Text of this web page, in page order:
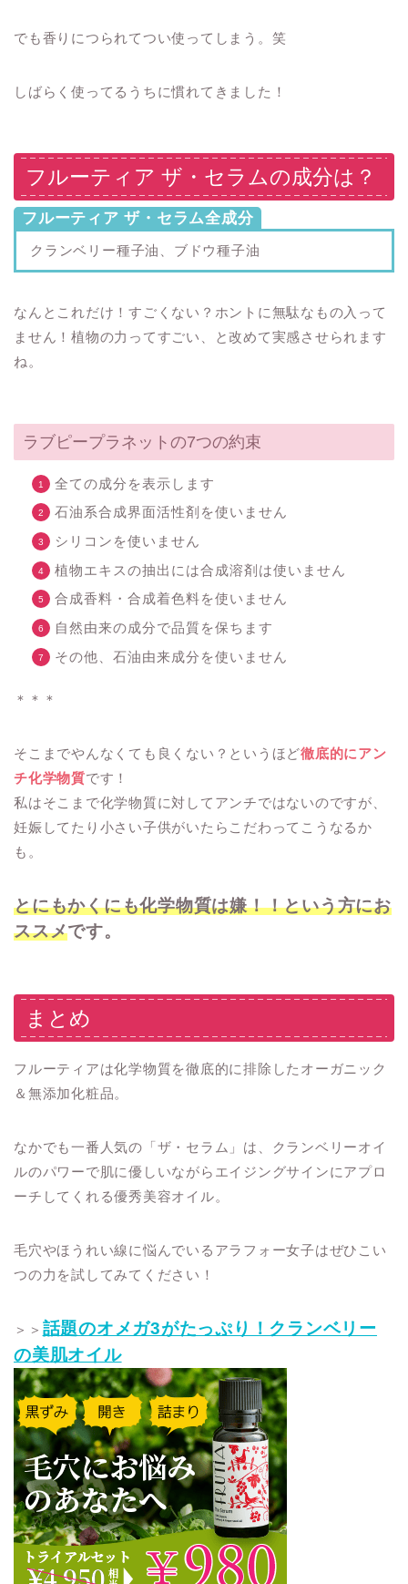
でも香りにつられてつい使ってしまう。笑
しばらく使ってるうちに慣れてきました！
フルーティア ザ・セラムの成分は？
フルーティア ザ・セラム全成分
クランベリー種子油、ブドウ種子油
なんとこれだけ！すごくない？ホントに無駄なもの入って
ません！植物の力ってすごい、と改めて実感させられます
ね。
ラブピープラネットの7つの約束
全ての成分を表示します
石油系合成界面活性剤を使いません
シリコンを使いません
植物エキスの抽出には合成溶剤は使いません
合成香料・合成着色料を使いません
自然由来の成分で品質を保ちます
その他、石油由来成分を使いません
＊＊＊
そこまでやんなくても良くない？というほど徹底的にアン
チ化学物質です！
私はそこまで化学物質に対してアンチではないのですが、
妊娠してたり小さい子供がいたらこだわってこうなるか
も。
とにもかくにも化学物質は嫌！！という方にお
ススメです。
まとめ
フルーティアは化学物質を徹底的に排除したオーガニック
＆無添加化粧品。
なかでも一番人気の「ザ・セラム」は、クランベリーオイ
ルのパワーで肌に優しいながらエイジングサインにアプロ
ーチしてくれる優秀美容オイル。
毛穴やほうれい線に悩んでいるアラフォー女子はぜひこい
つの力を試してみてください！
＞＞ 話題のオメガ3がたっぷり！クランベリー
の美肌オイル